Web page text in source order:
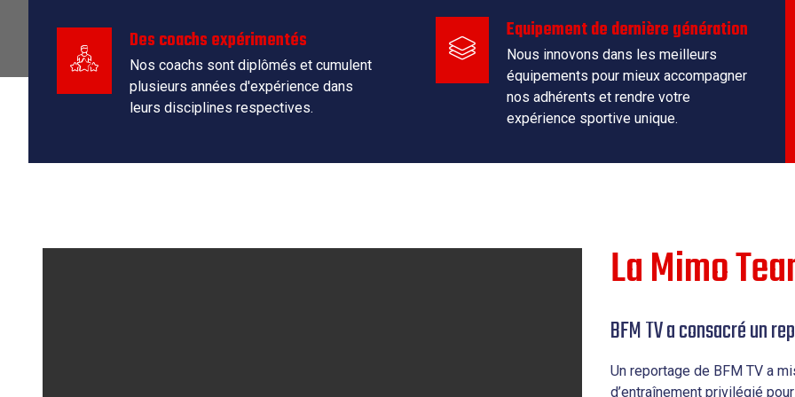
Des coachs expérimentés
Nos coachs sont diplômés et cumulent
plusieurs années d'expérience dans
leurs disciplines respectives.
Equipement de dernière génération
Nous innovons dans les meilleurs
équipements pour mieux accompagner
nos adhérents et rendre votre
expérience sportive unique.
La Mimo
BFM TV a consacré un
Un reportage de BFM TV a
d’entraînement privilégié